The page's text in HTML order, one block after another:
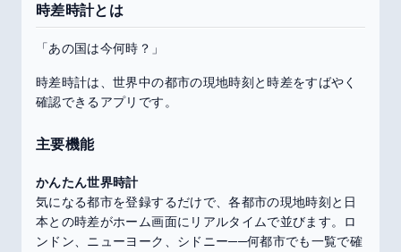
時差時計とは
「あの国は今何時？」
時差時計は、世界中の都市の現地時刻と時差をすばやく
確認できるアプリです。
主要機能
かんたん世界時計
気になる都市を登録するだけで、各都市の現地時刻と日
本との時差がホーム画面にリアルタイムで並びます。ロ
ンドン、ニューヨーク、シドニー──何都市でも一覧で確